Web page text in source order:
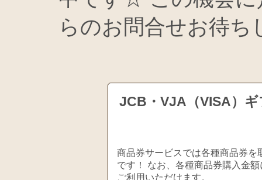
らのお問合せお待
JCB・VJA（VISA）
商品券サービスでは各種商品券
です！ なお、各種商品券購入金
ご利用いただけます。